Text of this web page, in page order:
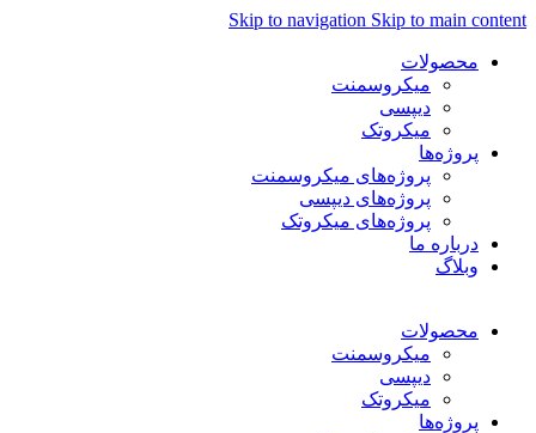
Skip to navigation Skip to main content
محصولات
میکروسمنت
دیپسی
میکروتک
پروژه‌ها
پروژه‌های میکروسمنت
پروژه‌های دیپسی
پروژه‌های میکروتک
درباره ما
وبلاگ
محصولات
میکروسمنت
دیپسی
میکروتک
پروژه‌ها